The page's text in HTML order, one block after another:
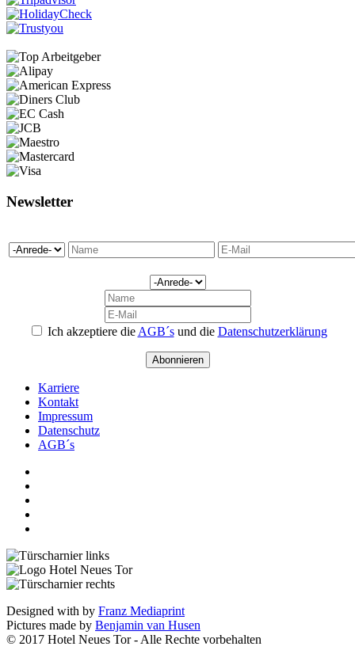
Newsletter
Ich akzeptiere die AGB´sund die Datenschutzerklärung
Abonnieren
Karriere
Kontakt
Impressum
Datenschutz
AGB´s
Designed with by Franz Mediaprint
Pictures made by Benjamin van Husen
© 2017 Hotel Neues Tor - Alle Rechte vorbehalten